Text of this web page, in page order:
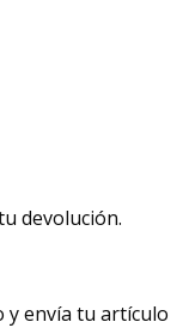
devolución.
y envía tu artículo